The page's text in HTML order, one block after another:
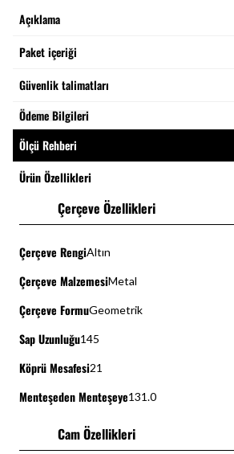
Açıklama
Paket içeriği
Güvenlik talimatları
Ödeme Bilgileri
Ölçü Rehberi
Ürün Özellikleri
Çerçeve Özellikleri
Çerçeve RengiAltın
Çerçeve MalzemesiMetal
Çerçeve FormuGeometrik
Sap Uzunluğu145
Köprü Mesafesi21
Menteşeden Menteşeye131.0
Cam Özellikleri